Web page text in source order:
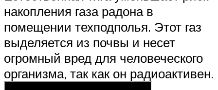
накопления газа радона в
помещении техподполья. Этот газ
выделяется из почвы и несет
огромный вред для человеческого
организма, так как он радиоактивен.